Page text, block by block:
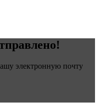
электронную почту